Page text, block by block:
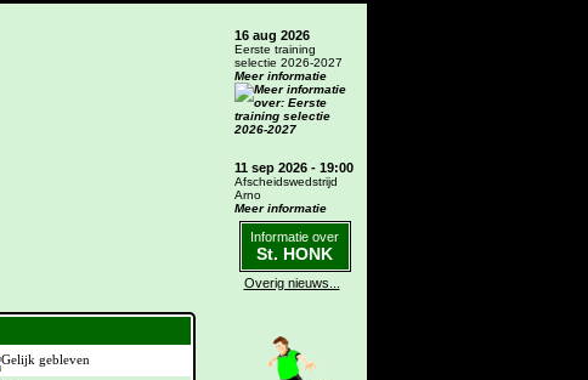
16 aug 2026
Eerste training
selectie 2026-2027
Meer informatie
11 sep 2026 - 19:00
Afscheidswedstrijd
Arno
Meer informatie
Informatie over
St. HONK
Overig nieuws...